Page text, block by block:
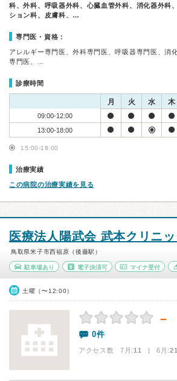
科、外科、呼吸器外科、心臓血管外科、消化器外科
ション科、皮膚科、…
専門医・資格：
アレルギー専門医、外科専門医、呼吸器専門医、消
専門医、…
診療時間
月 火 水 木
09:00-12:00
13:00-18:00
15:00-18:00
治療実績
この病院の治療実績を見る
医療法人陽武会 武本クリニッ
鳥取県米子市西福原（後藤駅）
駐車場あり 電子決済可 マイナ受付
土曜（〜12:00）
－
0件
アクセス数 7月:11 | 6月:21